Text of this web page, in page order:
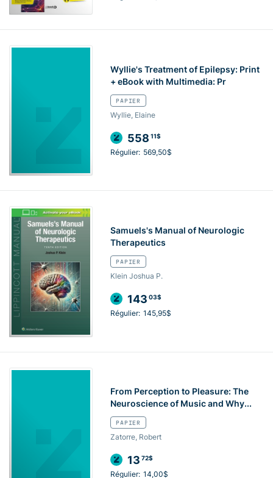
Wyllie's Treatment of Epilepsy: Print
+ eBook with Multimedia: Pr
PAPIER
Wyllie, Elaine
558 11$
Régulier: 569,50$
Samuels's Manual of Neurologic
Therapeutics
PAPIER
Klein Joshua P.
143 03$
Régulier: 145,95$
From Perception to Pleasure: The
Neuroscience of Music and Why...
PAPIER
Zatorre, Robert
13 72$
Régulier: 14,00$